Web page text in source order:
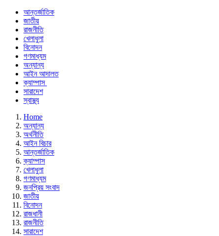
আন্তর্জাতিক
জাতীয়
রাজনীতি
খেলাধুলা
বিনোদন
গণমাধ্যম
অন্যান্য
আইন আদালত
ক্যাম্পাস
সারাদেশ
স্বাস্থ্য
Home
অন্যান্য
অর্থনীতি
আইন বিচার
আন্তর্জাতিক
ক্যাম্পাস
খেলাধুলা
গণমাধ্যম
জনপ্রিয় সংবাদ
জাতীয়
বিনোদন
রাজধানী
রাজনীতি
সারাদেশ